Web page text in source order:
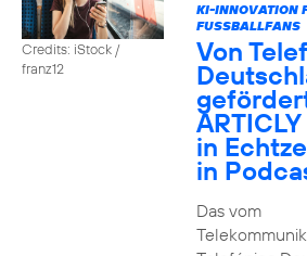
Credits: iStock /
franz12
KI-INNOVATION
FUSSBALLFANS
Von
in
in
Das vom